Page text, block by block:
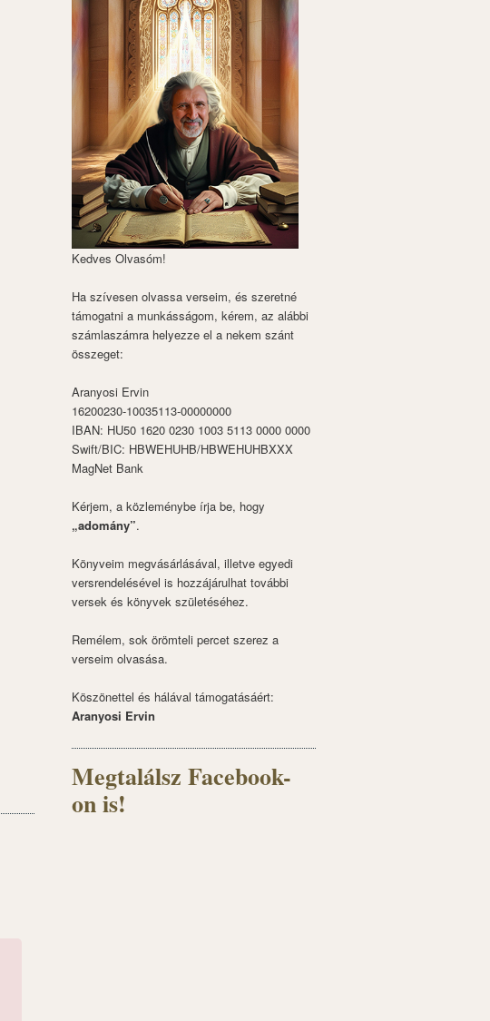
Kedves Olvasóm!
Ha szívesen olvassa verseim, és szeretné
támogatni a munkásságom, kérem, az alábbi
számlaszámra helyezze el a nekem szánt
összeget:
Aranyosi Ervin
16200230-10035113-00000000
IBAN: HU50 1620 0230 1003 5113 0000 0000
Swift/BIC: HBWEHUHB/HBWEHUHBXXX
MagNet Bank
Kérjem, a közleménybe írja be, hogy
„adomány”.
Könyveim megvásárlásával, illetve egyedi
versrendelésével is hozzájárulhat további
versek és könyvek születéséhez.
Remélem, sok örömteli percet szerez a
verseim olvasása.
Köszönettel és hálával támogatásáért:
Aranyosi Ervin
Megtalálsz Facebook-
on is!